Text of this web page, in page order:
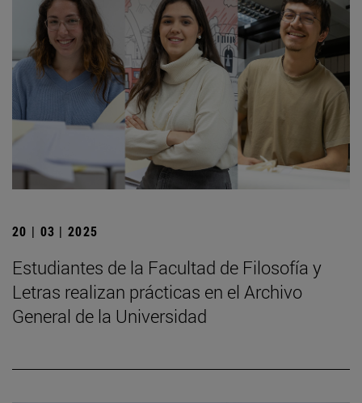
20 | 03 | 2025
Estudiantes de la Facultad de Filosofía y
Letras realizan prácticas en el Archivo
General de la Universidad